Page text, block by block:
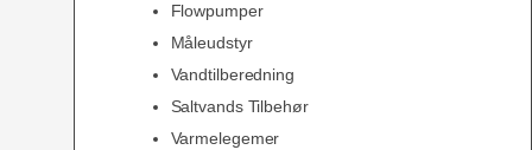
Flowpumper
Måleudstyr
Vandtilberedning
Saltvands Tilbehør
Varmelegemer